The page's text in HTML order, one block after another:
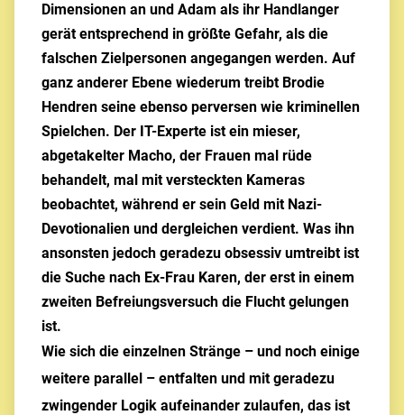
Dimensionen an und Adam als ihr Handlanger
gerät entsprechend in größte Gefahr, als die
falschen Zielpersonen angegangen werden. Auf
ganz anderer Ebene wiederum treibt Brodie
Hendren seine ebenso perversen wie kriminellen
Spielchen. Der IT-Experte ist ein mieser,
abgetakelter Macho, der Frauen mal rüde
behandelt, mal mit versteckten Kameras
beobachtet, während er sein Geld mit Nazi-
Devotionalien und dergleichen verdient. Was ihn
ansonsten jedoch geradezu obsessiv umtreibt ist
die Suche nach Ex-Frau Karen, der erst in einem
zweiten Befreiungsversuch die Flucht gelungen
ist.
Wie sich die einzelnen Stränge – und noch einige
weitere parallel – entfalten und mit geradezu
zwingender Logik aufeinander zulaufen, das ist